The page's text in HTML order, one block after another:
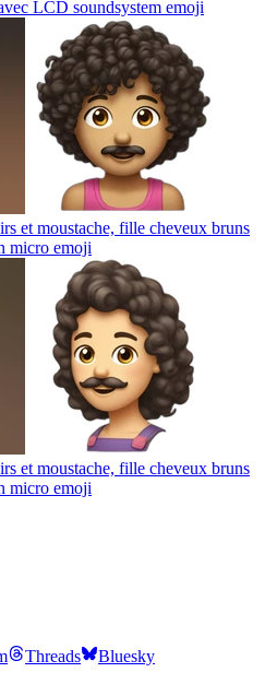
LCD soundsystem emoji
et moustache, fille cheveux bruns
micro emoji
et moustache, fille cheveux bruns
micro emoji
Threads Bluesky